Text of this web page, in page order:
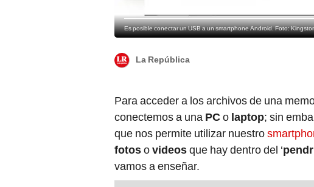
Es posible conectar un USB a un smartphone Android. Foto:
La República
Para acceder a los archivos de una
conectemos a una PCo laptop; sin
que nos permite utilizar nuestro
fotosovideosque hay dentro del ‘
vamos a enseñar.